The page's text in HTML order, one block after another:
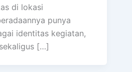
di lokasi
punya
identitas kegiatan,
[…]